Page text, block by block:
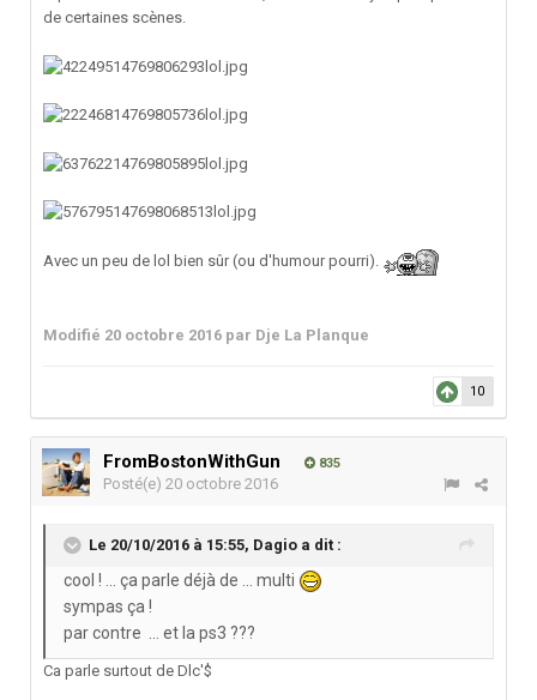
de certaines scènes.
Avec un peu de lol bien sûr (ou d'humour pourri).
Modifié 20 octobre 2016 par Dje La Planque
10
FromBostonWithGun 835
Posté(e) 20 octobre 2016
Le 20/10/2016 à 15:55, Dagio a dit :
cool ! ... ça parle déjà de ... multi
sympas ça !
par contre ... et la ps3 ???
Ca parle surtout de Dlc'$